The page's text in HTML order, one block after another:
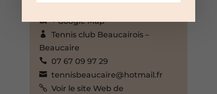
+ Google Map
Tennis club Beaucairois –
Beaucaire
07 67 09 97 29
tennisbeaucaire@hotmail.fr
Voir le site Web de